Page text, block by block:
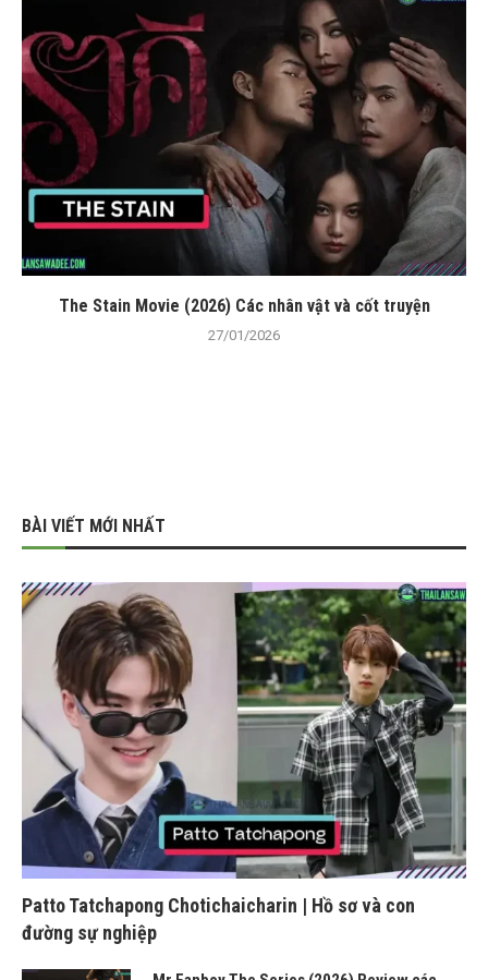
The Stain Movie (2026) Các nhân vật và cốt truyện
27/01/2026
BÀI VIẾT MỚI NHẤT
Patto Tatchapong Chotichaicharin | Hồ sơ và con
đường sự nghiệp